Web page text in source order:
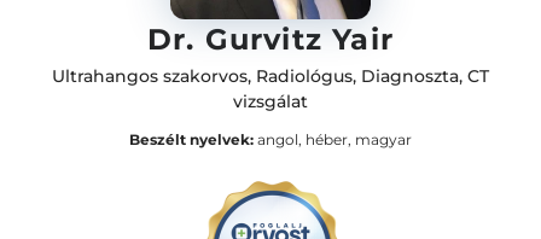
Dr. Gurvitz Yair
Ultrahangos szakorvos, Radiológus, Diagnoszta, CT
vizsgálat
Beszélt nyelvek: angol, héber, magyar